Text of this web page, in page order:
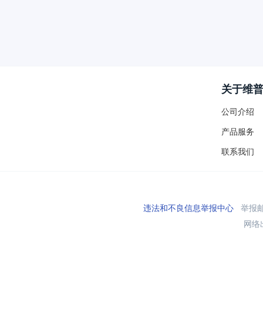
关于维普
公司介绍
产品服务
联系我们
违法和不良信息举报中心举报
网